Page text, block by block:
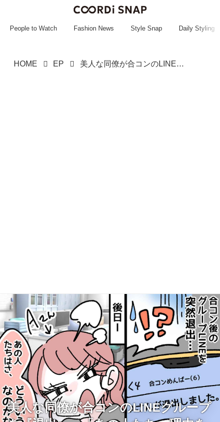
~~~~~~~~~~~
People to Watch Fashion News Style Snap Daily Styling
HOME EP 美人な同僚が合コンのLINEグループを『退出』→「あの人たち」理由を聞いて「関わるのや〜めた！」
美人な同僚が合コンのLINEグループ